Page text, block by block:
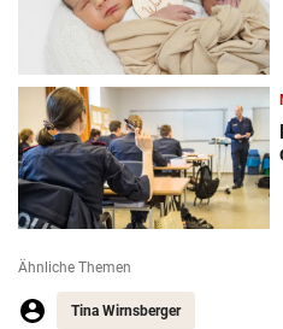
Ähnliche Themen
Tina Wirnsberger